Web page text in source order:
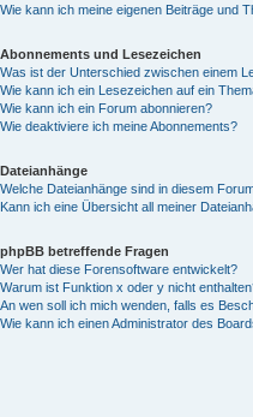
Wie kann ich meine eigenen Beiträge und
Abonnements und Lesezeichen
Was ist der Unterschied zwischen einem
Wie kann ich ein Lesezeichen auf ein
Wie kann ich ein Forum abonnieren?
Wie deaktiviere ich meine Abonnements?
Dateianhänge
Welche Dateianhänge sind in diesem
Kann ich eine Übersicht all meiner
phpBB betreffende Fragen
Wer hat diese Forensoftware entwickelt?
Warum ist Funktion x oder y nicht
An wen soll ich mich wenden, falls es
Wie kann ich einen Administrator des